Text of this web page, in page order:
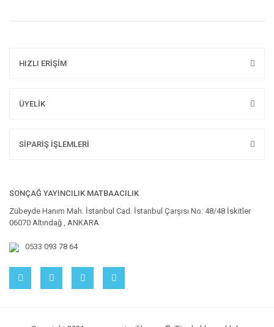
HIZLI ERİŞİM
ÜYELİK
SİPARİŞ İŞLEMLERİ
SONÇAĞ YAYINCILIK MATBAACILIK
Zübeyde Hanım Mah. İstanbul Cad. İstanbul Çarşısı No: 48/48 İskitler
06070 Altındağ , ANKARA
0533 093 78 64